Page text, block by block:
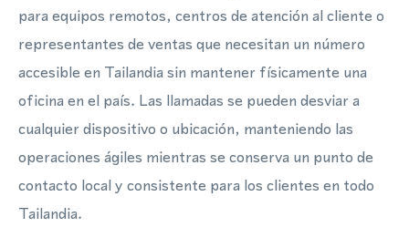
para equipos remotos, centros de atención al cliente o
representantes de ventas que necesitan un número
accesible en Tailandia sin mantener físicamente una
oficina en el país. Las llamadas se pueden desviar a
cualquier dispositivo o ubicación, manteniendo las
operaciones ágiles mientras se conserva un punto de
contacto local y consistente para los clientes en todo
Tailandia.